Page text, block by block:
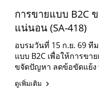
การขายแบบ B2C
แน่นอน (SA-418)
อบรมวันที่ 15 ก.ย. 69 ที
แบบ B2C เพื่อให้การขา
ขจัดปัญหา ลดข้อขัดแย้ง
ดูเพิ่มเติม